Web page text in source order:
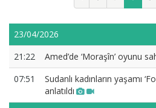
23/04/2026
21:22
Amed’de ‘Moraşîn’ oyunu
07:51
Sudanlı kadınların yaşamı
anlatıldı